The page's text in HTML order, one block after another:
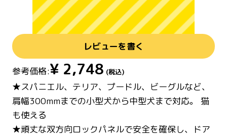
レビューを書く
参考価格:¥ 2,748 (税込)
★スパニエル、テリア、プードル、ビーグルなど、
肩幅300mmまでの小型犬から中型犬まで対応。 猫
も使える
★頑丈な双方向ロックパネルで安全を確保し、ドア